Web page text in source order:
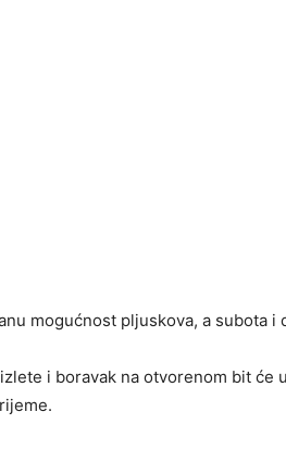
mogućnost pljuskova, a subota
i boravak na otvorenom bit će